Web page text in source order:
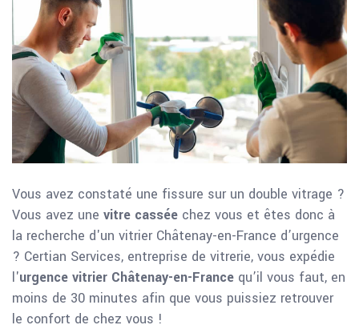
Vous avez constaté une fissure sur un double vitrage ?
Vous avez une vitre cassée chez vous et êtes donc à
la recherche d'un vitrier Châtenay-en-France d’urgence
? Certian Services, entreprise de vitrerie, vous expédie
l'urgence vitrier Châtenay-en-France qu’il vous faut, en
moins de 30 minutes afin que vous puissiez retrouver
le confort de chez vous !